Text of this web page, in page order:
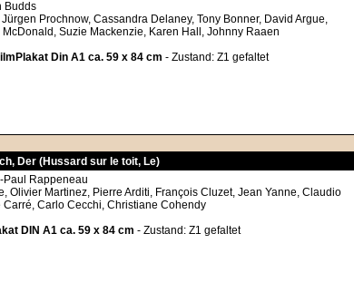
Budds
Prochnow, Cassandra Delaney, Tony Bonner, David Argue,
Suzie Mackenzie, Karen Hall, Johnny Raaen
Din A1 ca. 59 x 84 cm - Zustand: Z1 gefaltet
Der (Hussard sur le toit, Le)
Paul Rappeneau
Olivier Martinez, Pierre Arditi, François Cluzet, Jean Yanne, Claudio
Carlo Cecchi, Christiane Cohendy
DIN A1 ca. 59 x 84 cm - Zustand: Z1 gefaltet